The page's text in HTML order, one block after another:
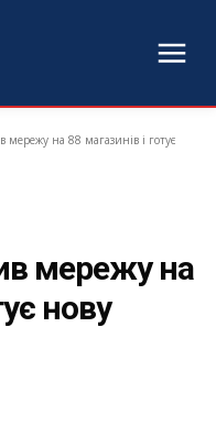
мережу на 88 магазинів і готує
мережу на
нову